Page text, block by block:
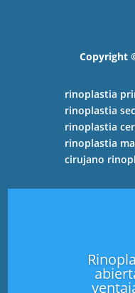
Copyright
rinoplastia
rinoplastia
rinoplastia
rinoplastia
cirujano